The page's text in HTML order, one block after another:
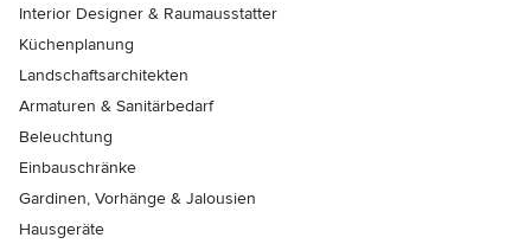
Interior Designer & Raumausstatter
Küchenplanung
Landschaftsarchitekten
Armaturen & Sanitärbedarf
Beleuchtung
Einbauschränke
Gardinen, Vorhänge & Jalousien
Hausgeräte